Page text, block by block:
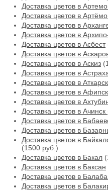
Доставка цветов в
Доставка цветов в
Доставка цветов в
Доставка цветов в
Доставка цветов в Асбест
Доставка цветов в
Доставка цветов в Аскиз
Доставка цветов в
Доставка цветов в Аткарск
Доставка цветов в
Доставка цветов в
Доставка цветов в Ачинск
Доставка цветов в
Доставка цветов в
Доставка цветов в
(1500 руб.)
Доставка цветов в Бакал
Доставка цветов в Баксан
Доставка цветов в
Доставка цветов в